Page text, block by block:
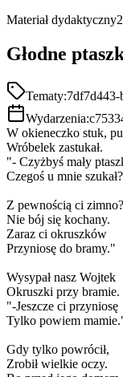
Materiał dydaktyczny
Głodne
Tematy:7df7d443-
Wydarzenia:
W okieneczko stuk,
Wróbelek zastukał.
"- Czyżbyś mały
Czegoś u mnie szukał?
Z pewnością ci zimno?
Nie bój się kochany.
Zaraz ci okruszków
Przyniosę do bramy."
Wysypał nasz Wojtek
Okruszki przy bramie.
"-Jeszcze ci przyniosę
Tylko powiem
Gdy tylko powrócił,
Zrobił wielkie oczy.